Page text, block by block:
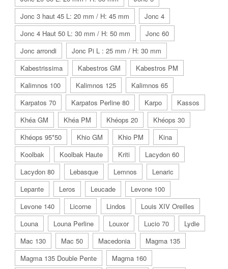
Jonc 3 haut 45 L: 20 mm / H: 45 mm
Jonc 4
Jonc 4 Haut 50 L: 30 mm / H: 50 mm
Jonc 60
Jonc arrondi
Jonc Pi L : 25 mm / H: 30 mm
Kabestrissima
Kabestros GM
Kabestros PM
Kalimnos 100
Kalimnos 125
Kalimnos 65
Karpatos 70
Karpatos Perline 80 Karpo
Kassos
Khéa GM
Khéa PM Khéops 20
Khéops 30
Khéops 95*50
Khio GM Khio PM
Kina
Koolbak
Koolbak Haute Kriti
Lacydon 60
Lacydon 80
Lebasque Lemnos
Lenaric
Lepante
Leros Leucade
Levone 100
Levone 140
Licorne Lindos
Louis XIV Oreilles
Louna
Louna Perline Louxor Lucio 70
Lydie
Mac 130
Mac 50 Macedonia
Magma 135
Magma 135 Double Pente
Magma 160